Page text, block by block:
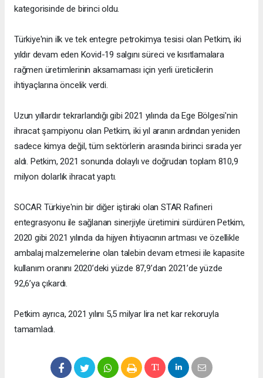
kategorisinde de birinci oldu.
Türkiye'nin ilk ve tek entegre petrokimya tesisi olan Petkim, iki
yıldır devam eden Kovid-19 salgını süreci ve kısıtlamalara
rağmen üretimlerinin aksamaması için yerli üreticilerin
ihtiyaçlarına öncelik verdi.
Uzun yıllardır tekrarlandığı gibi 2021 yılında da Ege Bölgesi'nin
ihracat şampiyonu olan Petkim, iki yıl aranın ardından yeniden
sadece kimya değil, tüm sektörlerin arasında birinci sırada yer
aldı. Petkim, 2021 sonunda dolaylı ve doğrudan toplam 810,9
milyon dolarlık ihracat yaptı.
SOCAR Türkiye'nin bir diğer iştiraki olan STAR Rafineri
entegrasyonu ile sağlanan sinerjiyle üretimini sürdüren Petkim,
2020 gibi 2021 yılında da hijyen ihtiyacının artması ve özellikle
ambalaj malzemelerine olan talebin devam etmesi ile kapasite
kullanım oranını 2020’deki yüzde 87,9’dan 2021’de yüzde
92,6’ya çıkardı.
Petkim ayrıca, 2021 yılını 5,5 milyar lira net kar rekoruyla
tamamladı.